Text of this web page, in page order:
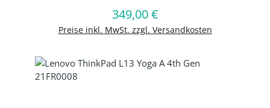
Professional 64-BIT
Regulärer Preis:
349,00 €
Preise inkl. MwSt. zzgl. Versandkosten
In den Warenkorb